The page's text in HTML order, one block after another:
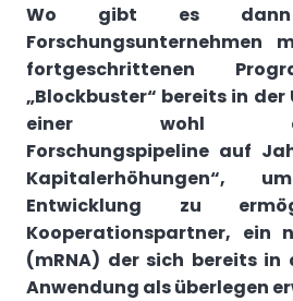
Wo gibt es dann
Forschungsunternehmen
fortgeschrittenen
„Blockbuster“ bereits in
einer wohl
Forschungspipeline auf
Kapitalerhöhungen“,
Entwicklung zu
Kooperationspartner, ein
(mRNA) der sich bereits in
Anwendung als überlegen